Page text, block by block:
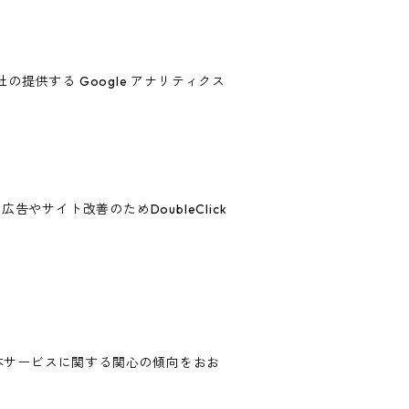
提供する Google アナリティクス
告やサイト改善のためDoubleClick
ービスに関する関心の傾向をおお